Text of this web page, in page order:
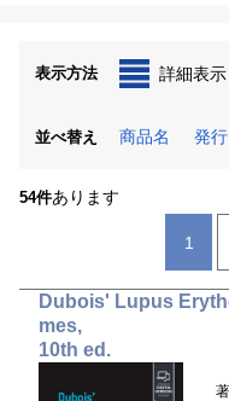
表示方法 詳細表示
並べ替え 商品名 発
54件あります
1
Dubois' Lupus
mes,
10th ed.